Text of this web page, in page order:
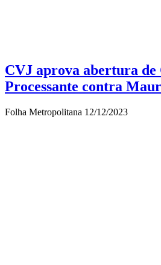
CVJ aprova abertura de
Processante contra
Folha Metropolitana 12/12/2023